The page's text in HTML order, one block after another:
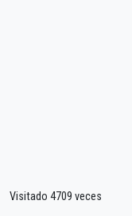
Visitado 4709 veces